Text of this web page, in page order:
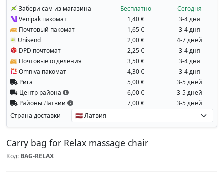
Забери сам из магазина Бесплатно
Сегодня
Venipak пакомат
1,40 €
3-4 дня
Почтовый пакомат
1,65 €
3-4 дня
Unisend
2,00 €
4-7 дней
DPD почтомат
2,25 €
3-4 дня
Почтовые отделения
3,50 €
3-4 дня
Omniva пакомат
4,30 €
3-4 дня
Рига
5,00 €
3-5 дней
Центр района
6,00 €
3-5 дней
Районы Латвии
7,00 € 3-5 дней
Страна доставки
Carry bag for Relax massage chair
Код: BAG-RELAX